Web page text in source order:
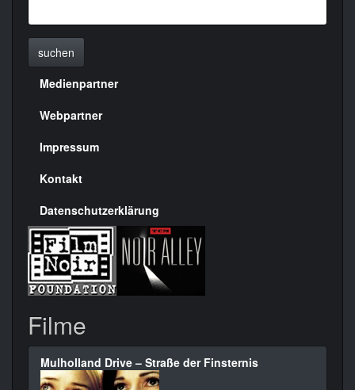
suchen
Menülinks
rechte
Seite
Medienpartner
Webpartner
Impressum
Kontakt
Datenschutzerklärung
Filme
Mulholland Drive – Straße der Finsternis